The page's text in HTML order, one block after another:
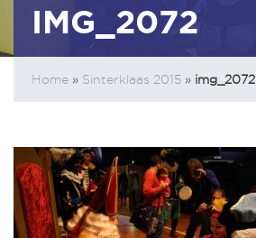
IMG_2072
Home » Sinterklaas 2015 » img_2072